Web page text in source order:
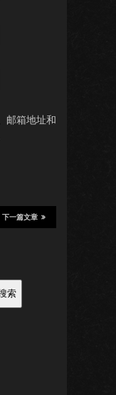
邮箱地址和
下一篇文章
索